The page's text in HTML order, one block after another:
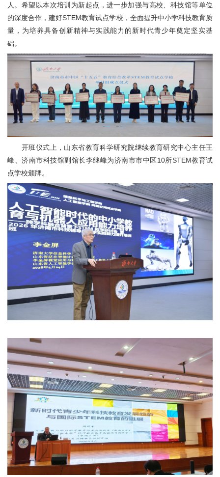
人。希望以本次培训为新起点，进一步加强与高校、科技馆等单位
的深度合作，建好STEM教育试点学校，全面提升中小学科技教育质
量，为培养具备创新精神与实践能力的新时代青少年奠定坚实基
础。
开班仪式上，山东省教育科学研究院继续教育研究中心主任王
峰、济南市科技馆副馆长李继峰为济南市市中区10所STEM教育试
点学校颁牌。